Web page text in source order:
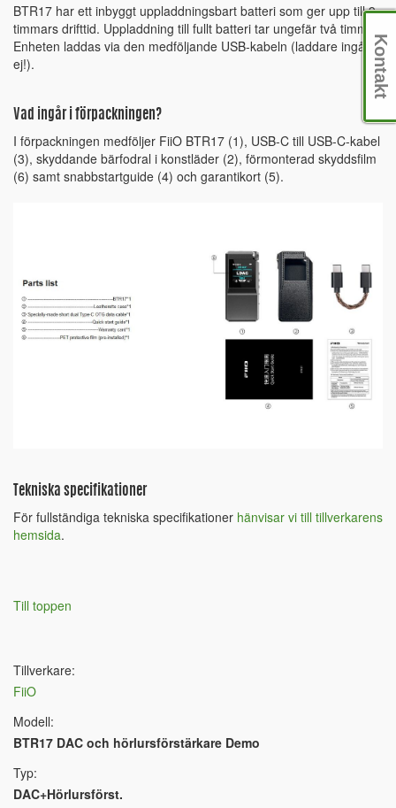
BTR17 har ett inbyggt uppladdningsbart batteri som ger upp till 9
timmars drifttid. Uppladdning till fullt batteri tar ungefär två timmar.
Enheten laddas via den medföljande USB-kabeln (laddare ingår
ej!).
Vad ingår i förpackningen?
I förpackningen medföljer FiiO BTR17 (1), USB-C till USB-C-kabel
(3), skyddande bärfodral i konstläder (2), förmonterad skyddsfilm
(6) samt snabbstartguide (4) och garantikort (5).
Tekniska specifikationer
För fullständiga tekniska specifikationer hänvisar vi till tillverkarens
hemsida.
Till toppen
Tillverkare:
FiiO
Modell:
BTR17 DAC och hörlursförstärkare Demo
Typ:
DAC+Hörlursförst.
Kontakt